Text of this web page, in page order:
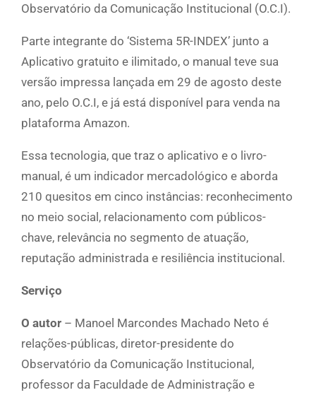
Observatório da Comunicação Institucional (O.C.I).
Parte integrante do ‘Sistema 5R-INDEX’ junto a
Aplicativo gratuito e ilimitado, o manual teve sua
versão impressa lançada em 29 de agosto deste
ano, pelo O.C.I, e já está disponível para venda na
plataforma Amazon.
Essa tecnologia, que traz o aplicativo e o livro-
manual, é um indicador mercadológico e aborda
210 quesitos em cinco instâncias: reconhecimento
no meio social, relacionamento com públicos-
chave, relevância no segmento de atuação,
reputação administrada e resiliência institucional.
Serviço
O autor – Manoel Marcondes Machado Neto é
relações-públicas, diretor-presidente do
Observatório da Comunicação Institucional,
professor da Faculdade de Administração e